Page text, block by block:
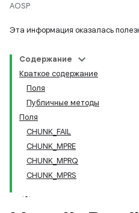
AOSP
Эта информация оказалась
Содержание
Краткое содержание
Поля
Публичные методы
Поля
CHUNK_FAIL
CHUNK_MPRE
CHUNK_MPRQ
CHUNK_MPRS